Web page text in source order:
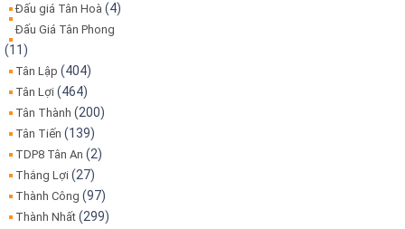
Đấu giá Tân Hoà (4)
Đấu Giá Tân Phong
(11)
Tân Lập (404)
Tân Lợi (464)
Tân Thành (200)
Tân Tiến (139)
TDP8 Tân An (2)
Thắng Lợi (27)
Thành Công (97)
Thành Nhất (299)